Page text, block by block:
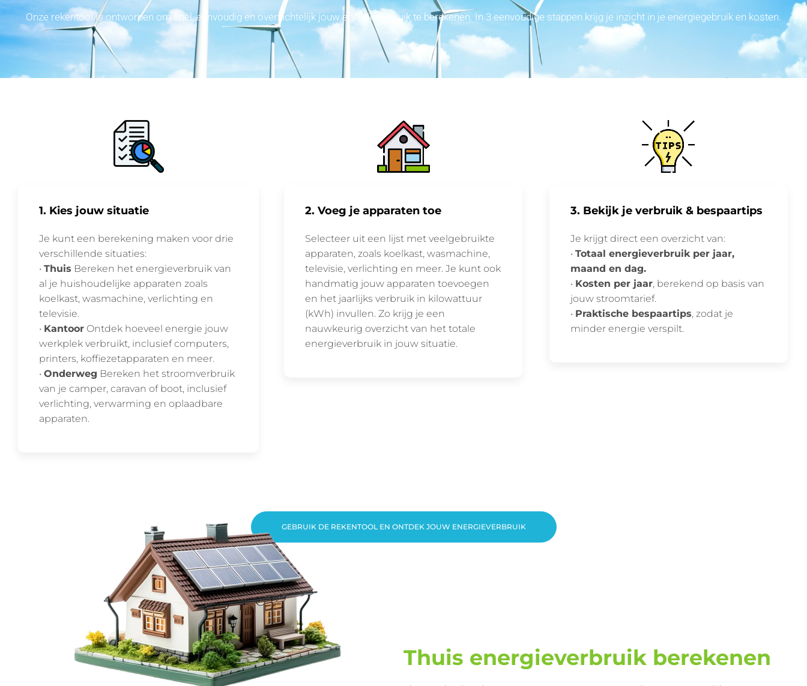
Onze rekentool is ontworpen om snel, eenvoudig en overzichtelijk jouw energieverbruik te berekenen. In 3 eenvoudige stappen krijg je inzicht in je energiegebruik en kosten.
1. Kies jouw situatie
Je kunt een berekening maken voor drie
verschillende situaties:
• Thuis Bereken het energieverbruik van
al je huishoudelijke apparaten zoals
koelkast, wasmachine, verlichting en
televisie.
• Kantoor Ontdek hoeveel energie jouw
werkplek verbruikt, inclusief computers,
printers, koffiezetapparaten en meer.
• Onderweg Bereken het stroomverbruik
van je camper, caravan of boot, inclusief
verlichting, verwarming en oplaadbare
apparaten.
2. Voeg je apparaten toe
Selecteer uit een lijst met veelgebruikte
apparaten, zoals koelkast, wasmachine,
televisie, verlichting en meer. Je kunt ook
handmatig jouw apparaten toevoegen
en het jaarlijks verbruik in kilowattuur
(kWh) invullen. Zo krijg je een
nauwkeurig overzicht van het totale
energieverbruik in jouw situatie.
3. Bekijk je verbruik & bespaartips
Je krijgt direct een overzicht van:
• Totaal energieverbruik per jaar,
maand en dag.
• Kosten per jaar, berekend op basis van
jouw stroomtarief.
• Praktische bespaartips, zodat je
minder energie verspilt.
GEBRUIK DE REKENTOOL EN ONTDEK JOUW ENERGIEVERBRUIK
Thuis energieverbruik berekenen